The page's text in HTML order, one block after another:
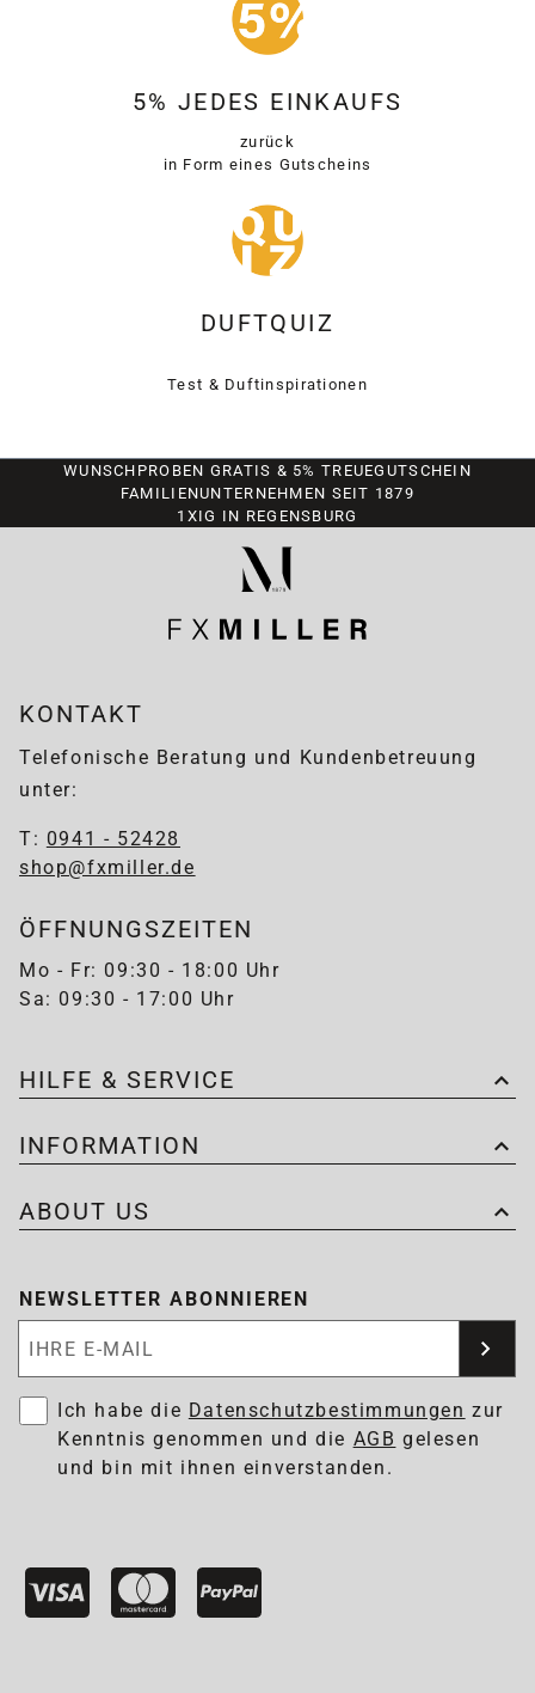
5% JEDES EINKAUFS
zurück
in Form eines Gutscheins
DUFTQUIZ
Test & Duftinspirationen
WUNSCHPROBEN GRATIS & 5% TREUEGUTSCHEIN
FAMILIENUNTERNEHMEN SEIT 1879
1XIG IN REGENSBURG
KONTAKT
Telefonische Beratung und Kundenbetreuung
unter:
T: 0941 - 52428
shop@fxmiller.de
ÖFFNUNGSZEITEN
Mo - Fr: 09:30 - 18:00 Uhr
Sa: 09:30 - 17:00 Uhr
HILFE & SERVICE
INFORMATION
ABOUT US
NEWSLETTER ABONNIEREN
Ich habe die Datenschutzbestimmungen zur
Kenntnis genommen und die AGB gelesen
und bin mit ihnen einverstanden.